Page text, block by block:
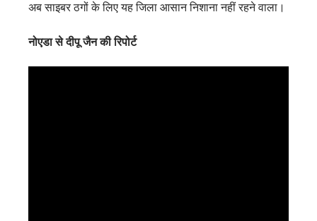
अब साइबर ठगों के लिए यह जिला आसान निशाना नहीं रहने वाला।
नोएडा से दीपू जैन की रिपोर्ट